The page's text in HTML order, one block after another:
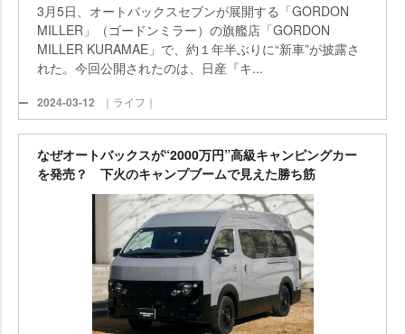
3月5日、オートバックスセブンが展開する「GORDON
MILLER」（ゴードンミラー）の旗艦店「GORDON
MILLER KURAMAE」で、約１年半ぶりに“新車”が披露さ
れた。今回公開されたのは、日産『キ...
2024-03-12 ｜ライフ｜
なぜオートバックスが“2000万円”高級キャンピングカー
を発売？ 下火のキャンプブームで見えた勝ち筋